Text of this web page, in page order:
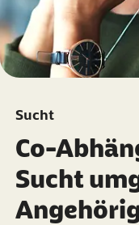
Sucht
Co-
Sucht